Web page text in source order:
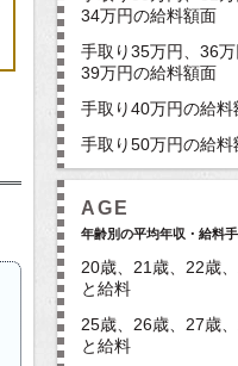
34万円の給料額面
手取り35万円、36万
39万円の給料額面
手取り40万円の給料
手取り50万円の給料
AGE
年齢別の平均年収・給料
20歳、21歳、22歳
と給料
25歳、26歳、27歳
と給料